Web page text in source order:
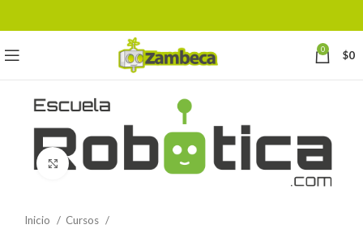
0 $0
Click to enlarge
Inicio
Cursos